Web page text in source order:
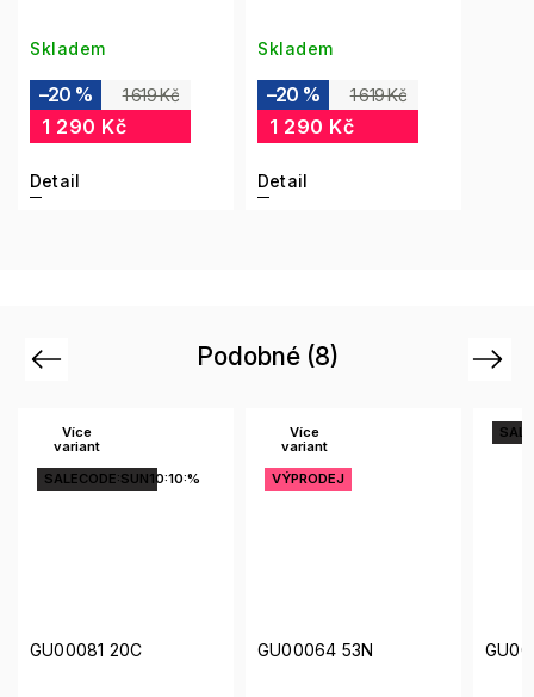
Skladem
1 619 Kč
–20 %
1 290 Kč
Detail
Skladem
1 619 Kč
–20 %
1 290 Kč
Detail
Podobné (8)
Previous
Více
variant
SALECODE:SUN10:10:%
GU00081 20C
Více
variant
VÝPRODEJ
GU00064 53N
Next